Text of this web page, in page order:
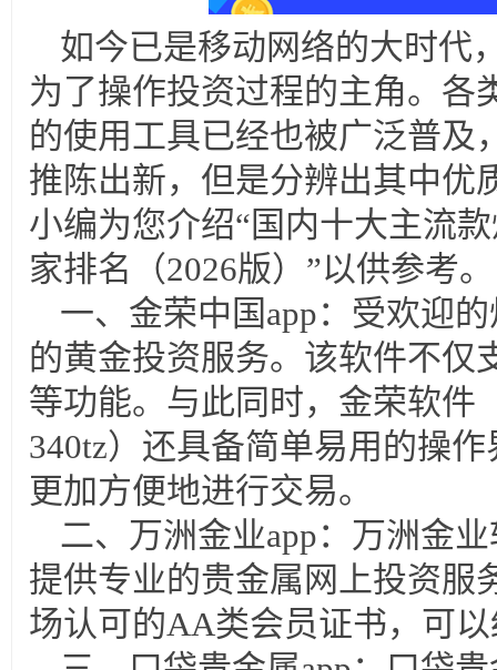
如今已是移动网络的大时代
为了操作投资过程的主角。各
的使用工具已经也被广泛普及
推陈出新，但是分辨出其中优
小编为您介绍“国内十大主流
家排名（2026版）”以供参考。
一、金荣中国app：受欢迎
的黄金投资服务。该软件不仅
等功能。与此同时，金荣软件
340tz）还具备简单易用的操
更加方便地进行交易。
二、万洲金业app：万洲金
提供专业的贵金属网上投资服
场认可的AA类会员证书，可